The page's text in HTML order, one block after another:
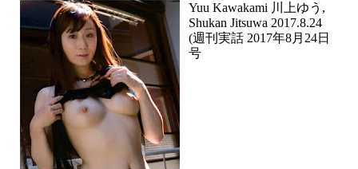
Yuu Kawakami 川上ゆう,
Shukan Jitsuwa 2017.8.24
(週刊実話 2017年8月24日
号